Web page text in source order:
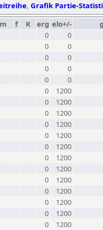
, Grafik Partie-
f K erg elo+/-
0
0
0
0
0
0
0
0
0
0
0
1200
0
1200
0
1200
0
1200
0
1200
0
1200
0
1200
0
1200
0
1200
0
1200
0
1200
0
1200
0
1200